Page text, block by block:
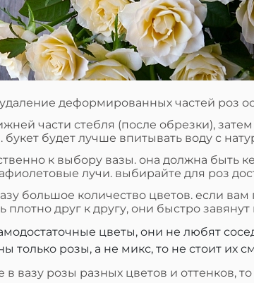
деформированных частей роз
части стебля (после обрезки),
букет будет лучше впитывать воду с
к выбору вазы. она должна быть
лучи. выбирайте для роз
большое количество цветов. если
плотно друг к другу, они быстро
цветы, они не любят
только розы, а не микс, то не стоит их
в вазу розы разных цветов и оттенков,